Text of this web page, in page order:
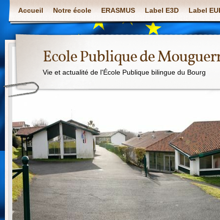
Accueil Notre école ERASMUS Label E3D Label
Ecole Publique de
Vie et actualité de l'École Publique bilingue du Bourg